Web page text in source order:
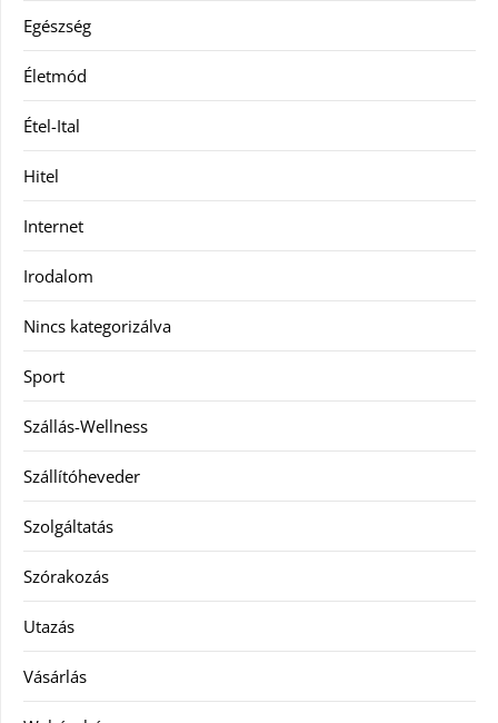
Egészség
Életmód
Étel-Ital
Hitel
Internet
Irodalom
Nincs kategorizálva
Sport
Szállás-Wellness
Szállítóheveder
Szolgáltatás
Szórakozás
Utazás
Vásárlás